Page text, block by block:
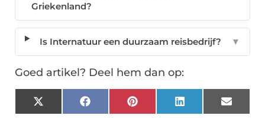
Griekenland?
Is Internatuur een duurzaam reisbedrijf? ▼
Goed artikel? Deel hem dan op:
X
(Twitter)
FacebookPinterest LinkedIn Email